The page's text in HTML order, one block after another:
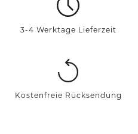
3-4 Werktage Lieferzeit
Kostenfreie Rücksendung